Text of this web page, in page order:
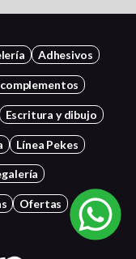
Adhesivos
Escritura y dibujo
Línea Pekes
Ofertas